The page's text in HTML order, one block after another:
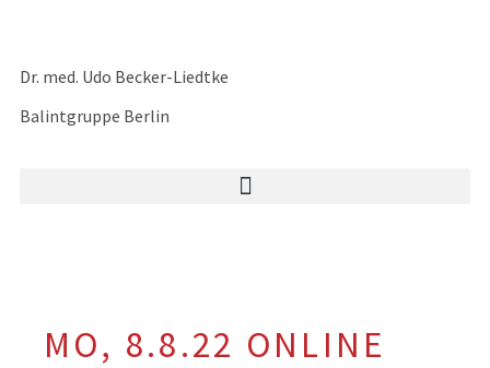
Dr. med. Udo Becker-Liedtke
Balintgruppe Berlin
MO, 8.8.22 ONLINE